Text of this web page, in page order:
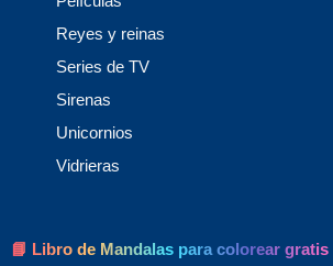
Reyes y reinas
Series de TV
Sirenas
Unicornios
Vidrieras
📘 Libro de Mandalas para colorear gratis